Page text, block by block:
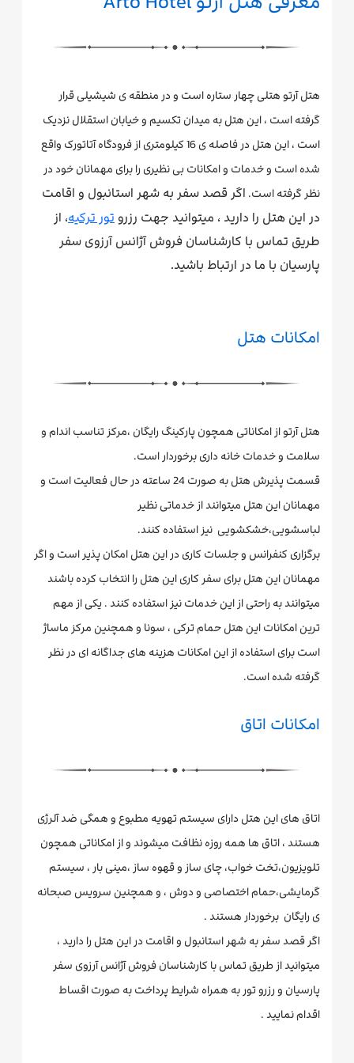
هتل آرتو هتلی چهار ستاره است و در منطقه ی شیشیلی قرار
گرفته است ، این هتل به میدان تکسیم و خیابان استقلال نزدیک
است ، این هتل در فاصله ی 16 کیلومتری از فرودگاه آتاتورک واقع
شده است و خدمات و امکانات بی نظیری را برای مهمانان خود در
نظر گرفته است. اگر قصد سفر به شهر استانبول و اقامت
در این هتل را دارید ، میتوانید جهت رزروتور ترکیه، از
طریق تماس با کارشناسان فروش آژانس آرزوی سفر
پارسیان با ما در ارتباط باشید.
امکانات هتل
هتل آرتو از امکاناتی همچون پارکینگ رایگان ،مرکز تناسب اندام و
سلامت و خدمات خانه داری برخوردار است.
قسمت پذیرش هتل به صورت 24 ساعته در حال فعالیت است و
مهمانان این هتل میتوانند از خدماتی نظیر
لباسشویی،خشکشویی نیز استفاده کنند.
برگزاری کنفرانس و جلسات کاری در این هتل امکان پذیر است و اگر
مهمانان این هتل برای سفر کاری این هتل را انتخاب کرده باشند
میتوانند به راحتی از این خدمات نیز استفاده کنند . یکی از مهم
ترین امکانات این هتل حمام ترکی ، سونا و همچنین مرکز ماساژ
است برای استفاده از این امکانات هزینه های جداگانه ای در نظر
گرفته شده است.
امکانات اتاق
اتاق های این هتل دارای سیستم تهویه مطبوع و همگی ضد آلرژی
هستند ، اتاق ها همه روزه نظافت میشوند و از امکاناتی همچون
تلویزیون،تخت خواب، چای ساز و قهوه ساز ،مینی بار ، سیستم
گرمایشی،حمام اختصاصی و دوش ، و همچنین سرویس صبحانه
ی رایگان برخوردار هستند .
اگر قصد سفر به شهر استانبول و اقامت در این هتل را دارید ،
میتوانید از طریق تماس با کارشناسان فروش آژانس آرزوی سفر
پارسیان و رزرو تور به همراه شرایط پرداخت به صورت اقساط
اقدام نمایید .